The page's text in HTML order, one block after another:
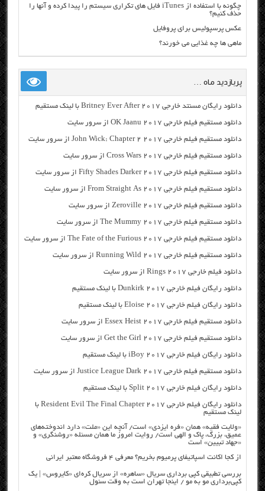
چگونه با استفاده از iTunes فایل های تکراری سیستم را پیدا کرده و آنها را
حذف کنیم؟
عکس پرسپولیس برای پروفایل
ماهی ها چه غذایی می خورند؟
پربازدید ماه …
دانلود رایگان مسنتد خارجی Britney Ever After 2017 با لینک مستقیم
دانلود مستقیم فیلم خارجی OK Jaanu 2017 از سرور سایت
دانلود مستقیم فیلم خارجی John Wick: Chapter 2 2017 از سرور سایت
دانلود مستقیم فیلم خارجی Cross Wars 2017 از سرور سایت
دانلود مستقیم فیلم خارجی Fifty Shades Darker 2017 از سرور سایت
دانلود مستقیم فیلم خارجی From Straight As 2017 از سرور سایت
دانلود مستقیم فیلم خارجی Zeroville 2017 از سرور سایت
دانلود مستقیم فیلم خارجی The Mummy 2017 از سرور سایت
دانلود مستقیم فیلم خارجی The Fate of the Furious 2017 از سرور سایت
دانلود مستقیم فیلم خارجی Running Wild 2017 از سرور سایت
دانلود فیلم خارجی Rings 2017 از سرور سایت
دانلود رایگان فیلم خارجی Dunkirk 2017 با لینک مستقیم
دانلود رایگان فیلم خارجی Eloise 2017 با لینک مستقیم
دانلود مستقیم فیلم خارجی Essex Heist 2017 از سرور سایت
دانلود مستقیم فیلم خارجی Get the Girl 2017 از سرور سایت
دانلود رایگان فیلم خارجی iBoy 2017 با لینک مستقیم
دانلود مستقیم فیلم خارجی Justice League Dark 2017 از سرور سایت
دانلود رایگان فیلم خارجی Split 2017 با لینک مستقیم
دانلود رایگان فیلم خارجی Resident Evil The Final Chapter 2017 با
لینک مستقیم
«ولایت فقیه» همان «فره ایزدی» است/ آنچه این «ملت» دارد اندوخته‌های
عمیق، بزرگ، پاک و الهی است/ روایت امروز ما همان مسئله «روشنگری» و
«جهاد تبیین» است
از کجا اکانت اسپاتیفای پرمیوم بخریم؟ معرفی ۴ فروشگاه معتبر ایرانی
بررسی تطبیقی کپی برداری سریال «ساهره» از سریال کره‌ای «کایروس» | یک
کپی‌برداری مو به مو / اینجا تهران است به وقت سئول